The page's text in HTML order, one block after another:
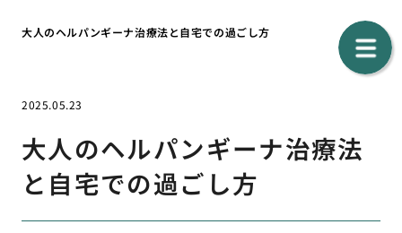
大人のヘルパンギーナ治療法と自宅での過ごし方
2025.05.23
大人のヘルパンギーナ治療法
と自宅での過ごし方